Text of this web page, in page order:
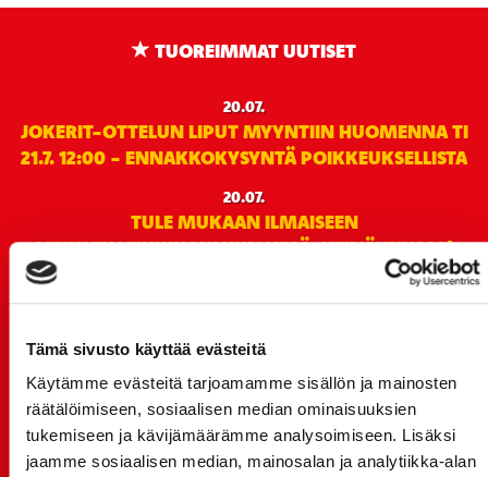
Tämä sivusto käyttää evästeitä
Käytämme evästeitä tarjoamamme sisällön ja mainosten
räätälöimiseen, sosiaalisen median ominaisuuksien
tukemiseen ja kävijämäärämme analysoimiseen. Lisäksi
jaamme sosiaalisen median, mainosalan ja analytiikka-alan
TUOREIMMAT UUTISET
20.07.
JOKERIT-OTTELUN LIPUT MYYNTIIN HUOMENNA TI
21.7. 12:00 - ENNAKKOKYSYNTÄ POIKKEUKSELLISTA
20.07.
TULE MUKAAN ILMAISEEN
LIIKUNTALEIKKIKOULUUN KESÄ-HEINÄKUUSSA!
SPORT-ÄSSÄT JA KOKO JOUKKUEEN MEET&GREET
TO 13.8. - LIPUT NYT MYYNNISSÄ
15.07.
Rinta-Joupin Autoliike jatkaa Sportin
pääyhteistyökumppanina Superkaudella – jatkoa
monikymmenvuotiselle yhteistyölle